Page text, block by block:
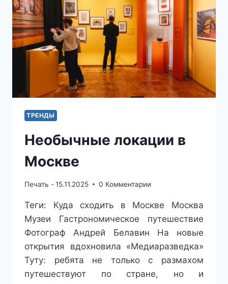
МНОГОЕ
ДРУГОЕ:
ДАЙДЖЕСТ
СОБЫТИЙ
АПРЕЛЯ
ТРЕНДЫ
Необычные локации в
Москве
Печать -15.11.2025 0 Комментарии
Теги: Куда сходить в Москве Москва
Музеи Гастрономическое путешествие
Фотограф Андрей Белавин На новые
открытия вдохновила «Медиаразведка»
Туту: ребята не только с размахом
путешествуют по стране, но и